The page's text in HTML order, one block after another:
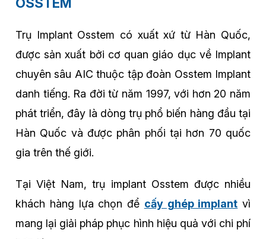
Trụ Implant Osstem có xuất xứ từ Hàn Quốc,
được sản xuất bởi cơ quan giáo dục về Implant
chuyên sâu AIC thuộc tập đoàn Osstem Implant
danh tiếng. Ra đời từ năm 1997, với hơn 20 năm
phát triển, đây là dòng trụ phổ biến hàng đầu tại
Hàn Quốc và được phân phối tại hơn 70 quốc
gia trên thế giới.
Tại Việt Nam, trụ implant Osstem được nhiều
khách hàng lựa chọn để cấy ghép implant vì
mang lại giải pháp phục hình hiệu quả với chi phí